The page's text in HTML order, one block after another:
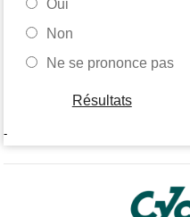
Oui
Non
Ne se prononce pas
Résultats
-